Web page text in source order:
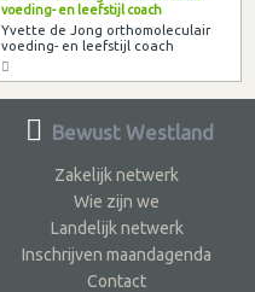
voeding- en leefstijl coach
Yvette de Jong orthomoleculair
voeding- en leefstijl coach
Bewust Westland
Zakelijk netwerk
Wie zijn we
Landelijk netwerk
Inschrijven maandagenda
Contact